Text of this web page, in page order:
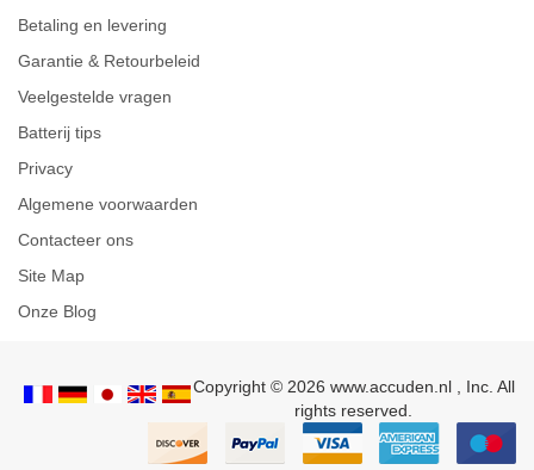
Betaling en levering
Garantie & Retourbeleid
Veelgestelde vragen
Batterij tips
Privacy
Algemene voorwaarden
Contacteer ons
Site Map
Onze Blog
Copyright © 2026 www.accuden.nl , Inc. All
rights reserved.